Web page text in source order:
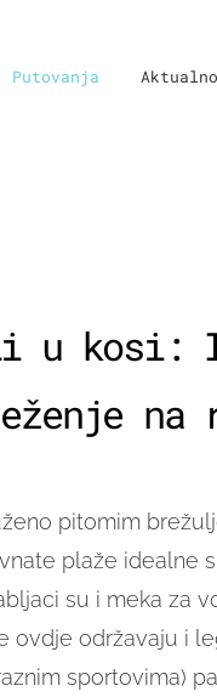
Putovanja Aktualno
u kosi:
na
pitomim
plaže idealne
su i meka za
ovdje održavaju i
sportovima)